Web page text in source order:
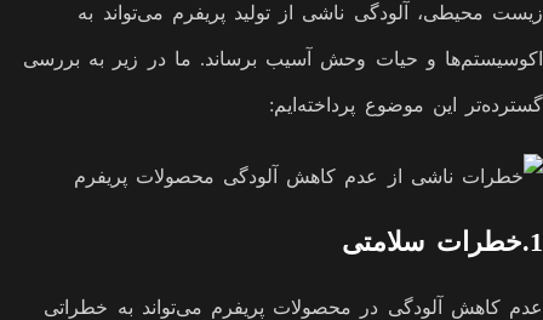
زیست محیطی، آلودگی ناشی از تولید پریفرم می‌تواند به
اکوسیستم‌ها و حیات وحش آسیب برساند. ما در زیر به بررسی
گسترده‌تر این موضوع پرداخته‌ایم:
1.خطرات سلامتی
عدم کاهش آلودگی در محصولات پریفرم می‌تواند به خطراتی